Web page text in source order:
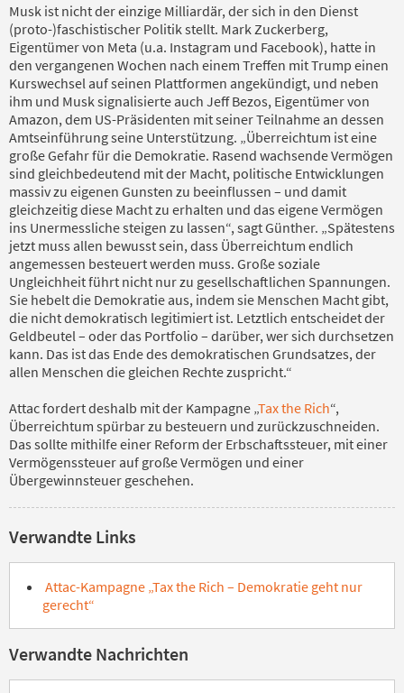
Musk ist nicht der einzige Milliardär, der sich in den Dienst
(proto-)faschistischer Politik stellt. Mark Zuckerberg,
Eigentümer von Meta (u.a. Instagram und Facebook), hatte in
den vergangenen Wochen nach einem Treffen mit Trump einen
Kurswechsel auf seinen Plattformen angekündigt, und neben
ihm und Musk signalisierte auch Jeff Bezos, Eigentümer von
Amazon, dem US-Präsidenten mit seiner Teilnahme an dessen
Amtseinführung seine Unterstützung. „Überreichtum ist eine
große Gefahr für die Demokratie. Rasend wachsende Vermögen
sind gleichbedeutend mit der Macht, politische Entwicklungen
massiv zu eigenen Gunsten zu beeinflussen – und damit
gleichzeitig diese Macht zu erhalten und das eigene Vermögen
ins Unermessliche steigen zu lassen“, sagt Günther. „Spätestens
jetzt muss allen bewusst sein, dass Überreichtum endlich
angemessen besteuert werden muss. Große soziale
Ungleichheit führt nicht nur zu gesellschaftlichen Spannungen.
Sie hebelt die Demokratie aus, indem sie Menschen Macht gibt,
die nicht demokratisch legitimiert ist. Letztlich entscheidet der
Geldbeutel – oder das Portfolio – darüber, wer sich durchsetzen
kann. Das ist das Ende des demokratischen Grundsatzes, der
allen Menschen die gleichen Rechte zuspricht.“
Attac fordert deshalb mit der Kampagne „Tax the Rich“,
Überreichtum spürbar zu besteuern und zurückzuschneiden.
Das sollte mithilfe einer Reform der Erbschaftssteuer, mit einer
Vermögenssteuer auf große Vermögen und einer
Übergewinnsteuer geschehen.
Verwandte Links
Attac-Kampagne „Tax the Rich – Demokratie geht nur
gerecht“
Verwandte Nachrichten